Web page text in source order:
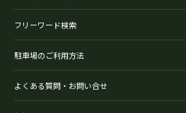
フリーワード検索
駐車場のご利用方法
よくある質問・お問い合せ